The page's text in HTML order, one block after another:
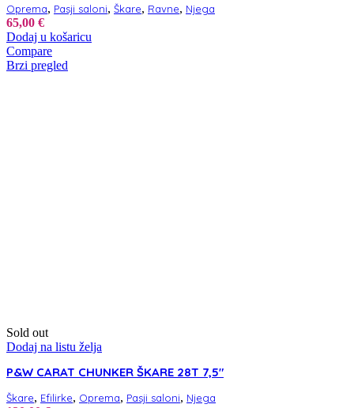
Oprema, Pasji saloni, Škare, Ravne, Njega
65,00 €
Dodaj u košaricu
Compare
Brzi pregled
Sold out
Dodaj na listu želja
P&W CARAT CHUNKER ŠKARE 28T 7,5″
Škare, Efilirke, Oprema, Pasji saloni, Njega